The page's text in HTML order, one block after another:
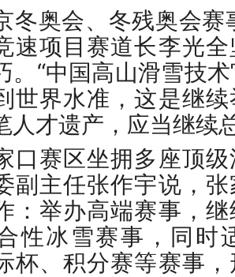
奥会、冬残奥会赛
速项目赛道长李光
。“中国高山滑雪技
世界水准，这是继
人才遗产，应当继续
赛区坐拥多座顶级
副主任张作宇说，
：举办高端赛事，
性冰雪赛事，同时
杯、积分赛等赛事